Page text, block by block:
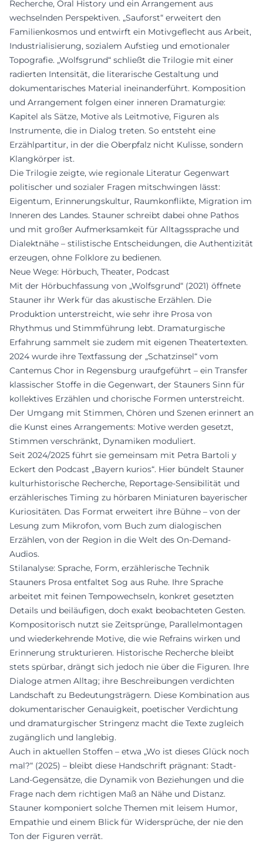
Recherche, Oral History und ein Arrangement aus
wechselnden Perspektiven. „Sauforst“ erweitert den
Familienkosmos und entwirft ein Motivgeflecht aus Arbeit,
Industrialisierung, sozialem Aufstieg und emotionaler
Topografie. „Wolfsgrund“ schließt die Trilogie mit einer
radierten Intensität, die literarische Gestaltung und
dokumentarisches Material ineinanderführt. Komposition
und Arrangement folgen einer inneren Dramaturgie:
Kapitel als Sätze, Motive als Leitmotive, Figuren als
Instrumente, die in Dialog treten. So entsteht eine
Erzählpartitur, in der die Oberpfalz nicht Kulisse, sondern
Klangkörper ist.
Die Trilogie zeigte, wie regionale Literatur Gegenwart
politischer und sozialer Fragen mitschwingen lässt:
Eigentum, Erinnerungskultur, Raumkonflikte, Migration im
Inneren des Landes. Stauner schreibt dabei ohne Pathos
und mit großer Aufmerksamkeit für Alltagssprache und
Dialektnähe – stilistische Entscheidungen, die Authentizität
erzeugen, ohne Folklore zu bedienen.
Neue Wege: Hörbuch, Theater, Podcast
Mit der Hörbuchfassung von „Wolfsgrund“ (2021) öffnete
Stauner ihr Werk für das akustische Erzählen. Die
Produktion unterstreicht, wie sehr ihre Prosa von
Rhythmus und Stimmführung lebt. Dramaturgische
Erfahrung sammelt sie zudem mit eigenen Theatertexten.
2024 wurde ihre Textfassung der „Schatzinsel“ vom
Cantemus Chor in Regensburg uraufgeführt – ein Transfer
klassischer Stoffe in die Gegenwart, der Stauners Sinn für
kollektives Erzählen und chorische Formen unterstreicht.
Der Umgang mit Stimmen, Chören und Szenen erinnert an
die Kunst eines Arrangements: Motive werden gesetzt,
Stimmen verschränkt, Dynamiken moduliert.
Seit 2024/2025 führt sie gemeinsam mit Petra Bartoli y
Eckert den Podcast „Bayern kurios“. Hier bündelt Stauner
kulturhistorische Recherche, Reportage-Sensibilität und
erzählerisches Timing zu hörbaren Miniaturen bayerischer
Kuriositäten. Das Format erweitert ihre Bühne – von der
Lesung zum Mikrofon, vom Buch zum dialogischen
Erzählen, von der Region in die Welt des On-Demand-
Audios.
Stilanalyse: Sprache, Form, erzählerische Technik
Stauners Prosa entfaltet Sog aus Ruhe. Ihre Sprache
arbeitet mit feinen Tempowechseln, konkret gesetzten
Details und beiläufigen, doch exakt beobachteten Gesten.
Kompositorisch nutzt sie Zeitsprünge, Parallelmontagen
und wiederkehrende Motive, die wie Refrains wirken und
Erinnerung strukturieren. Historische Recherche bleibt
stets spürbar, drängt sich jedoch nie über die Figuren. Ihre
Dialoge atmen Alltag; ihre Beschreibungen verdichten
Landschaft zu Bedeutungsträgern. Diese Kombination aus
dokumentarischer Genauigkeit, poetischer Verdichtung
und dramaturgischer Stringenz macht die Texte zugleich
zugänglich und langlebig.
Auch in aktuellen Stoffen – etwa „Wo ist dieses Glück noch
mal?“ (2025) – bleibt diese Handschrift prägnant: Stadt-
Land-Gegensätze, die Dynamik von Beziehungen und die
Frage nach dem richtigen Maß an Nähe und Distanz.
Stauner komponiert solche Themen mit leisem Humor,
Empathie und einem Blick für Widersprüche, der nie den
Ton der Figuren verrät.